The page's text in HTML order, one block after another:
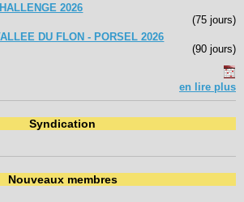
2026
(75 jours)
DU FLON - PORSEL 2026
(90 jours)
en lire plus
Syndication
Nouveaux membres